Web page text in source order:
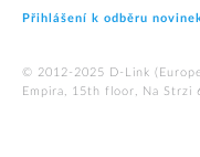
Přihlášení k odběru
© 2012‑2025 D‑Link
Empira, 15th floor, Na Strzi